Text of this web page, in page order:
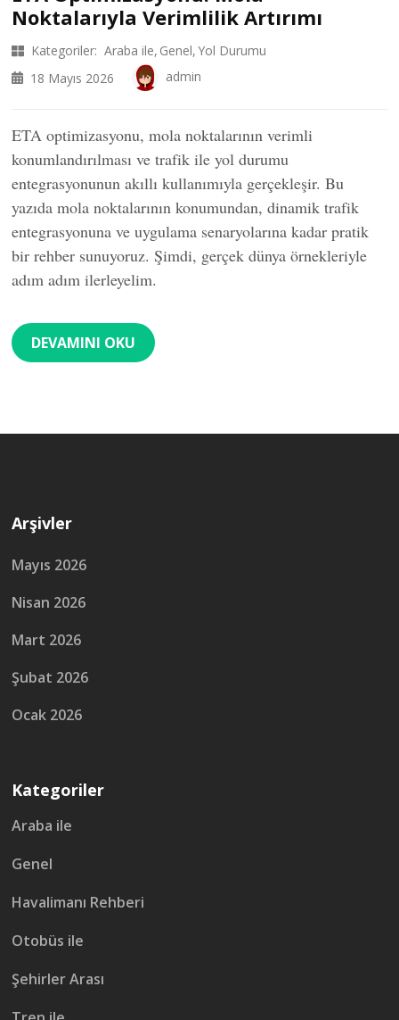
Noktalarıyla Verimlilik Artırımı
Kategoriler: Araba ile Genel Yol Durumu
18 Mayıs 2026
admin
ETA optimizasyonu, mola noktalarının verimli
konumlandırılması ve trafik ile yol durumu
entegrasyonunun akıllı kullanımıyla gerçekleşir. Bu
yazıda mola noktalarının konumundan, dinamik trafik
entegrasyonuna ve uygulama senaryolarına kadar pratik
bir rehber sunuyoruz. Şimdi, gerçek dünya örnekleriyle
adım adım ilerleyelim.
DEVAMINI OKU
Arşivler
Mayıs 2026
Nisan 2026
Mart 2026
Şubat 2026
Ocak 2026
Kategoriler
Araba ile
Genel
Havalimanı Rehberi
Otobüs ile
Şehirler Arası